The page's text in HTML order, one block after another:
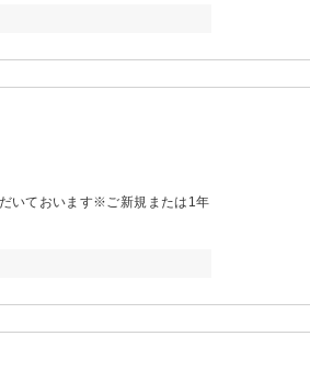
いておいます※ご新規または1年